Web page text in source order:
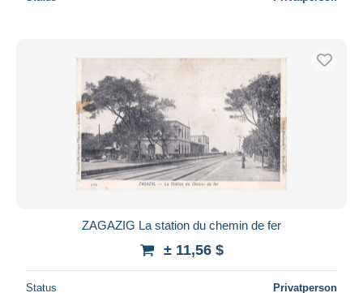
ZAGAZIG La station du chemin de fer
± 11,56 $
Status Privatperson